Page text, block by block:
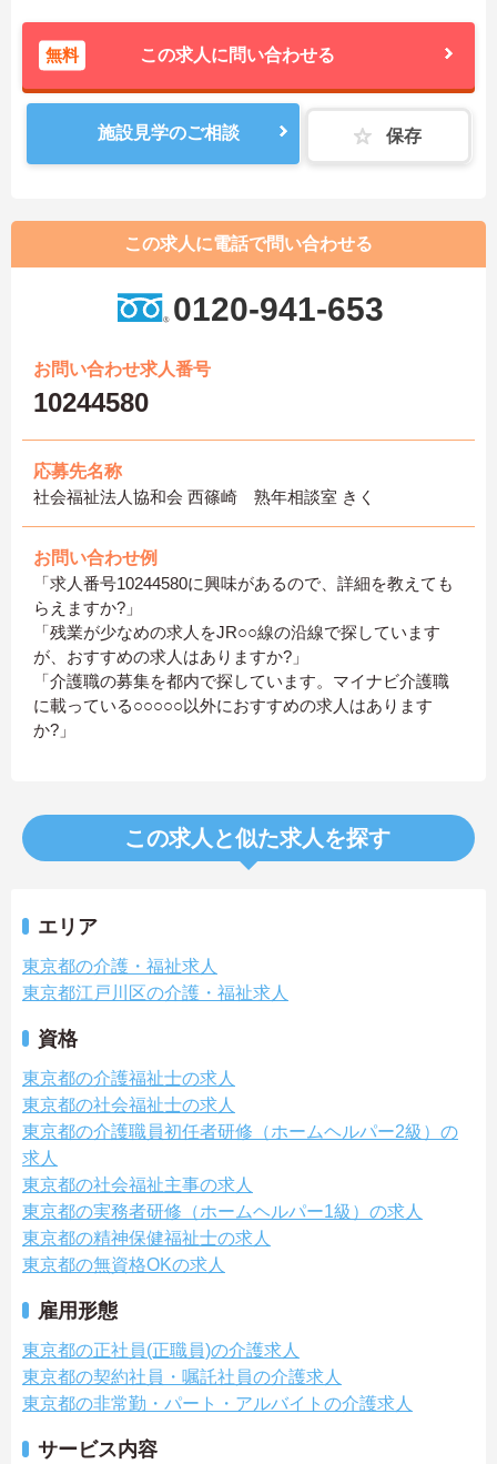
無料 この求人に問い合わせる
施設見学のご相談 保存
この求人に電話で問い合わせる
0120-941-653
お問い合わせ求人番号
10244580
応募先名称
社会福祉法人協和会 西篠崎 熟年相談室 きく
お問い合わせ例
「求人番号10244580に興味があるので、詳細を教えても
らえますか?」
「残業が少なめの求人をJR○○線の沿線で探しています
が、おすすめの求人はありますか?」
「介護職の募集を都内で探しています。マイナビ介護職
に載っている○○○○○以外におすすめの求人はあります
か?」
この求人と似た求人を探す
エリア
東京都の介護・福祉求人
東京都江戸川区の介護・福祉求人
資格
東京都の介護福祉士の求人
東京都の社会福祉士の求人
東京都の介護職員初任者研修（ホームヘルパー2級）の
求人
東京都の社会福祉主事の求人
東京都の実務者研修（ホームヘルパー1級）の求人
東京都の精神保健福祉士の求人
東京都の無資格OKの求人
雇用形態
東京都の正社員(正職員)の介護求人
東京都の契約社員・嘱託社員の介護求人
東京都の非常勤・パート・アルバイトの介護求人
サービス内容